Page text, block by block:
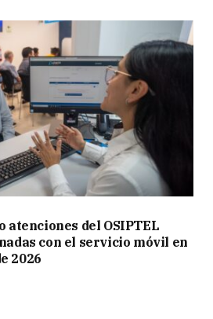
atenciones del OSIPTEL
con el servicio móvil en
2026